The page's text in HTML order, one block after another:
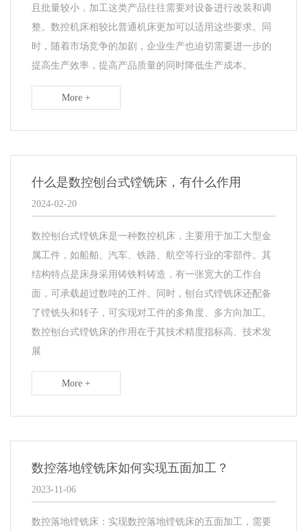
且批量较小，加工这类产品往往需要对设备进行改装和调
整。数控机床相较比普通机床更加可以适用这些要求。同
时，随着市场竞争的加剧，企业生产也迫切需要进一步的
提高生产效率，提高产品质量的同时降低生产成本。
More +
什么是数控刨台式镗铣床，有什么作用
2024-02-20
数控刨台式镗铣床是一种数控机床，主要用于加工大型金
属工件，如船舶、汽车、铁路、航空等行业的零部件。其
结构特点是床身采用铸铁料铸造，有一张宽大的工作台
面，可承载超过数吨的工件。同时，刨台式镗铣床还配备
了镗铣头和转子，可实现对工件的多角度、多方向加工。
数控刨台式镗铣床的作用在于其技术精度指标高、技术发
展
More +
数控落地镗铣床如何实现五面加工？
2023-11-06
数控落地镗铣床：实现数控落地镗铣床的五面加工，需要